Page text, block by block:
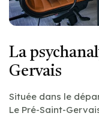
La
Gervais
Située dans le
Le Pré-Saint-